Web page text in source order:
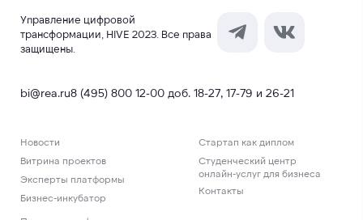
Управление цифровой
трансформации, HIVE 2023. Все права
защищены.
bi@rea.ru8 (495) 800 12-00 доб. 18-27, 17-79 и 26-21
Новости
Витрина проектов
Эксперты платформы
Бизнес-инкубатор
Стартап как диплом
Студенческий центр
онлайн-услуг для бизнеса
Контакты